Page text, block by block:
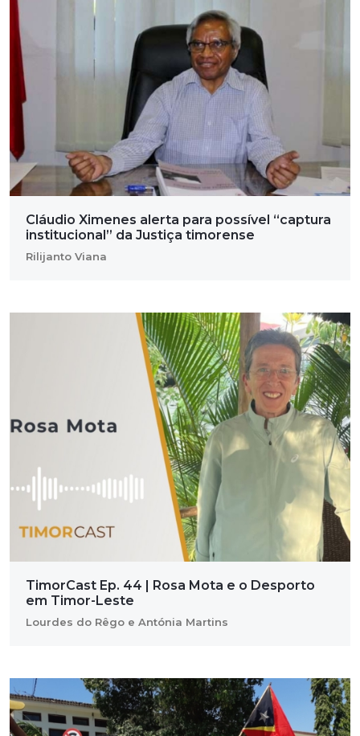
Cláudio Ximenes alerta para possível “captura
institucional” da Justiça timorense
Rilijanto Viana
TimorCast Ep. 44 | Rosa Mota e o Desporto
em Timor-Leste
Lourdes do Rêgo e Antónia Martins